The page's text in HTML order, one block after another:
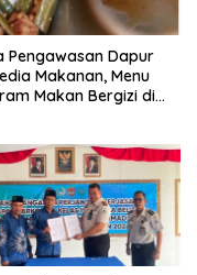
Pengawasan Dapur
Makanan, Menu
Makan Bergizi di